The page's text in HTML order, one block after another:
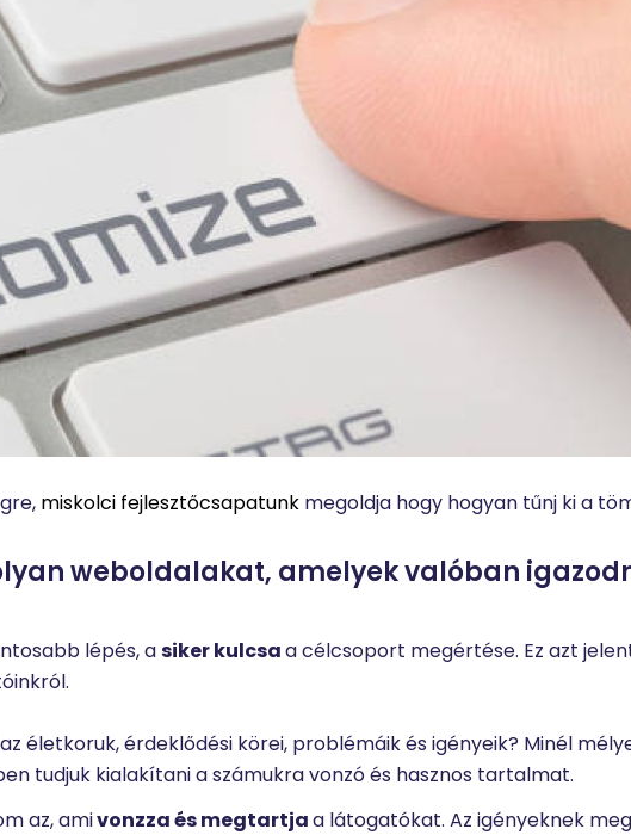
miskolci fejlesztőcsapatunk megoldja hogy hogyan tűnj ki a
weboldalakat, amelyek valóban
lépés, asiker kulcsaa célcsoport megértése. Ez azt
életkoruk, érdeklődési körei, problémáik és igényeik? Minél
tudjuk kialakítani a számukra vonzó és hasznos tartalmat.
az, amivonzza és megtartjaa látogatókat. Az igényeknek